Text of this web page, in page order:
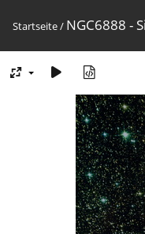
Startseite/ NGC6888 -